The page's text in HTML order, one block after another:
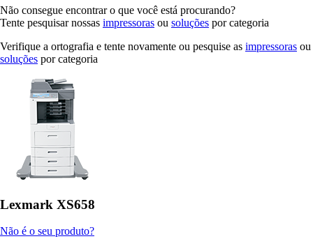
Não consegue encontrar o que você está procurando?
Tente pesquisar nossas impressoras ou soluções por categoria
Verifique a ortografia e tente novamente ou pesquise as impressoras ou
soluções por categoria
Lexmark XS658
Não é o seu produto?